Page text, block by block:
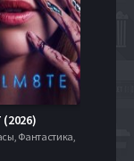
Фантастика,